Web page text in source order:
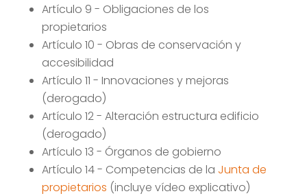
Artículo 9 - Obligaciones de los
propietarios
Artículo 10 - Obras de conservación y
accesibilidad
Artículo 11 - Innovaciones y mejoras
(derogado)
Artículo 12 - Alteración estructura edificio
(derogado)
Artículo 13 - Órganos de gobierno
Artículo 14 - Competencias de la Junta de
propietarios (incluye vídeo explicativo)